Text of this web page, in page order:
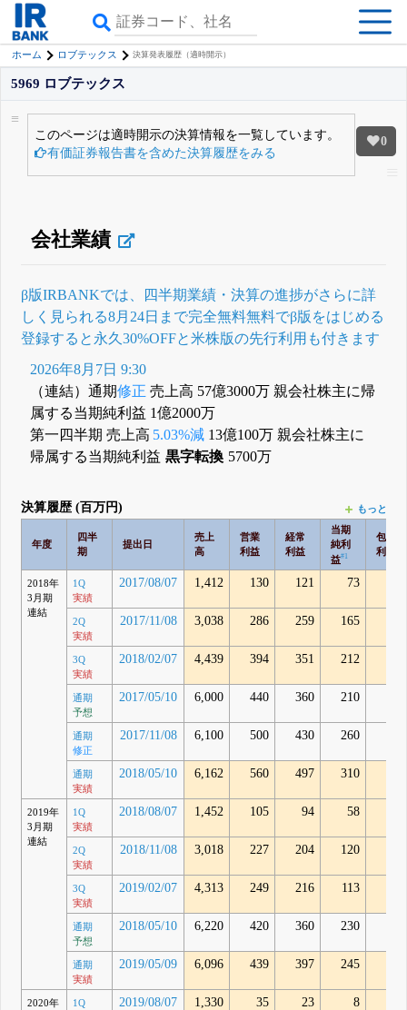
ホーム ロブテックス 決算発表履歴（適時開示）
0
5969 ロブテックス
このページは適時開示の決算情報を一覧しています。
有価証券報告書を含めた決算履歴をみる
会社業績
β版IRBANKでは、 四半期業績・決算の進捗がさらに詳
しく見られる8月24日まで完全無料無料でβ版をはじめる
登録すると永久30%OFFと米株版の先行利用も付きます
2026年8月7日 9:30
（連結）通期修正 売上高 57億3000万 親会社株主に帰
属する当期純利益 1億2000万
第一四半期 売上高 5.03%減 13億100万 親会社株主に
帰属する当期純利益 黒字転換 5700万
決算履歴 (百万円) もっとみる
年度
四半
期
提出日
売上
高
営業
利益
経常
利益
当期
純利
益#1
包括
利益
2018年
3月期
連結
1Q
実績
2017/08/07 1,412 130 121 73
2Q
実績
2017/11/08 3,038 286 259 165
3Q
実績
2018/02/07 4,439 394 351 212
通期
予想
2017/05/10 6,000 440 360 210
通期
修正
2017/11/08 6,100 500 430 260
通期
実績
2018/05/10 6,162 560 497 310
2019年
3月期
連結
1Q
実績
2018/08/07 1,452 105 94 58
2Q
実績
2018/11/08 3,018 227 204 120
3Q
実績
2019/02/07 4,313 249 216 113
通期
予想
2018/05/10 6,220 420 360 230
通期
実績
2019/05/09 6,096 439 397 245
2020年
1Q
2019/08/07 1,330 35 23 8